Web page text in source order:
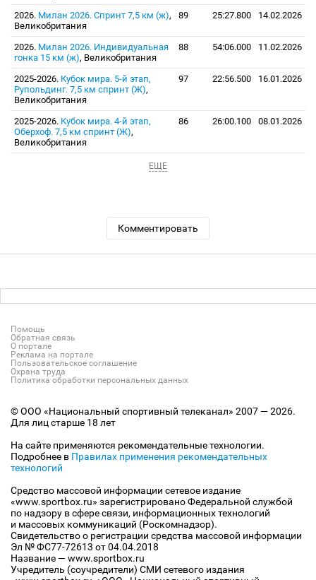
2026. Милан 2026. Спринт 7,5 км (ж),
Великобритания
89 25:27.800 14.02.2026
2026. Милан 2026. Индивидуальная
гонка 15 км (ж), Великобритания
88 54:06.000 11.02.2026
2025-2026. Кубок мира. 5-й этап,
Рупольдинг. 7,5 км спринт (Ж),
Великобритания
97 22:56.500 16.01.2026
2025-2026. Кубок мира. 4-й этап,
Оберхоф. 7,5 км спринт (Ж),
Великобритания
86 26:00.100 08.01.2026
ЕЩЕ
Комментировать
Помощь
Обратная связь
О портале
Реклама на портале
Пользовательское соглашение
Охрана труда
Политика обработки персональных данных
© ООО «Национальный спортивный телеканал» 2007 — 2026.
Для лиц старше 18 лет
На сайте применяются рекомендательные технологии.
Подробнее в Правилах применения рекомендательных
технологий
Средство массовой информации сетевое издание
«www.sportbox.ru» зарегистрировано Федеральной службой
по надзору в сфере связи, информационных технологий
и массовых коммуникаций (Роскомнадзор).
Свидетельство о регистрации средства массовой информации
Эл № ФС77-72613 от 04.04.2018
Название — www.sportbox.ru
Учредитель (соучредители) СМИ сетевого издания